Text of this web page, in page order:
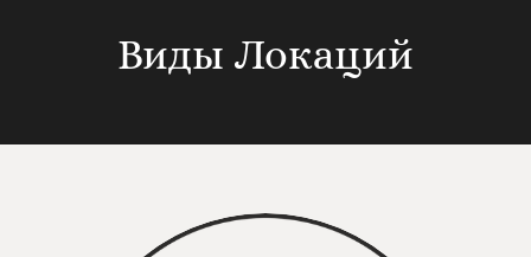
Виды Локаций